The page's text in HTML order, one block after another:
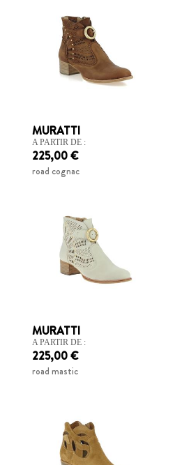
MURATTI
A PARTIR DE :
225,00 €
road cognac
MURATTI
A PARTIR DE :
225,00 €
road mastic